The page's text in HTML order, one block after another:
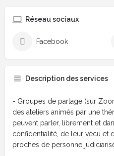
Réseau sociaux
Facebook
Description des services
- Groupes de partage (sur
des ateliers animés par une
peuvent parler, librement et
confidentialité, de leur vécu et
proches de personne